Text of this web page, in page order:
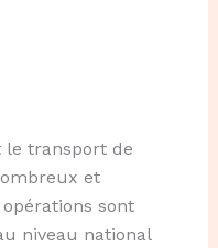
le transport de
et
opérations sont
niveau national